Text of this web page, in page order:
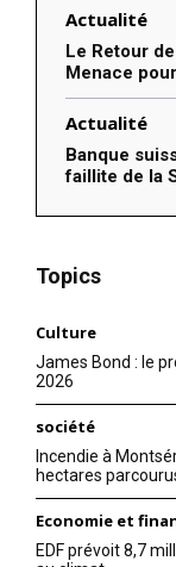
Actualité
Le Retour
Menace
Actualité
Banque
faillite de la
Topics
Culture
James Bond : le
2026
société
Incendie à
hectares
Economie et
EDF prévoit 8,7